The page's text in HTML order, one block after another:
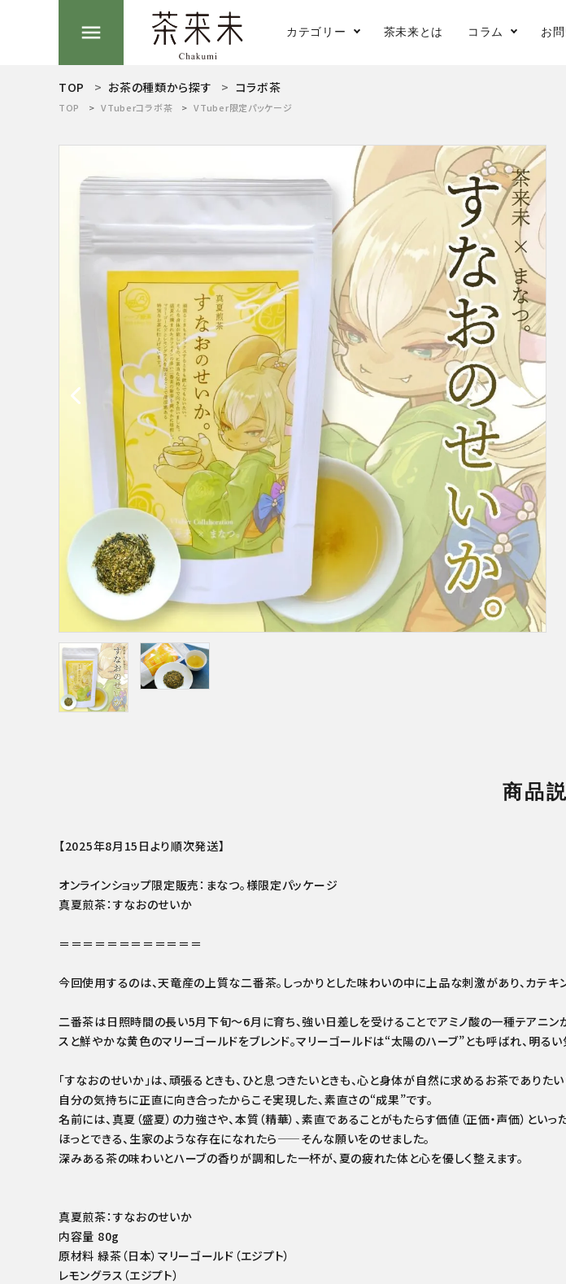
menu カテゴリー
健康茶
アイス
湯のみ 急須
ギフト/贈り物/詰め合わ
せ/返礼品
茶未来とは コラム お
search
お茶の種類から探す
ティーグッズから探す
特集アイテムから探す
TOP お茶の種類から探す コラボ茶
TOP VTuberコラボ茶 VTuber限定パッケージ
商品
【2025年8月15日より順次発送】
オンラインショップ限定販売：まなつ。様限定パッケージ
真夏煎茶：すなおのせいか
＝＝＝＝＝＝＝＝＝＝＝＝
今回使用するのは、天竜産の上質な二番茶。しっかりとした味わいの中に上品な刺激があり、カテキ
二番茶は日照時間の長い5月下旬〜6月に育ち、強い日差しを受けることでアミノ酸の一種テアニン
スと鮮やかな黄色のマリーゴールドをブレンド。マリーゴールドは“太陽のハーブ”とも呼ばれ、明るい
「すなおのせいか」は、頑張るときも、ひと息つきたいときも、心と身体が自然に求めるお茶でありた
自分の気持ちに正直に向き合ったからこそ実現した、素直さの“成果”です。
名前には、真夏（盛夏）の力強さや、本質（精華）、素直であることがもたらす価値（正価・声価）といっ
ほっとできる、生家のような存在になれたら——そんな願いをのせました。
深みある茶の味わいとハーブの香りが調和した一杯が、夏の疲れた体と心を優しく整えます。
真夏煎茶：すなおのせいか
内容量 80g
原材料 緑茶（日本）マリーゴールド（エジプト）
レモングラス（エジプト）